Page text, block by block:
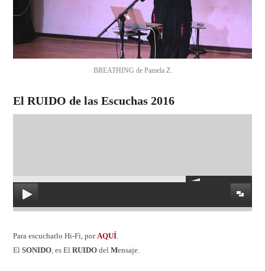
BREATHING de Pamela Z.
El RUIDO de las Escuchas 2016
Para escucharlo Hi-Fi, porAQUÍ.
ElSONIDO, es ElRUIDO delMensaje.